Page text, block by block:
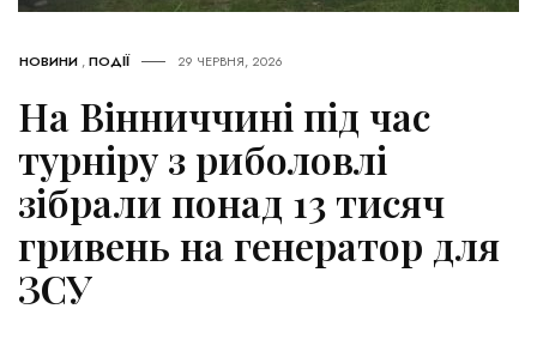
НОВИНИ ,ПОДІЇ 29 ЧЕРВНЯ, 2026
На Вінниччині під час
турніру з риболовлі
зібрали понад 13 тисяч
гривень на генератор для
ЗСУ